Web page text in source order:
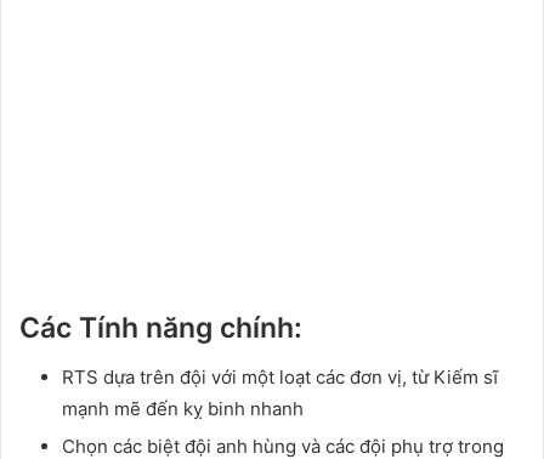
Các Tính năng chính:
RTS dựa trên đội với một loạt các đơn vị, từ Kiếm sĩ
mạnh mẽ đến kỵ binh nhanh
Chọn các biệt đội anh hùng và các đội phụ trợ trong